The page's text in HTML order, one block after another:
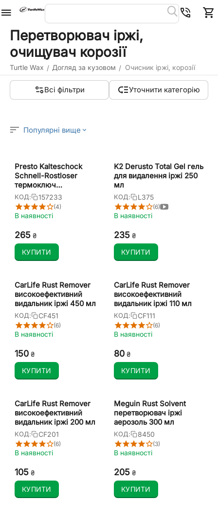
Перетворювач іржі,
очищувач корозії
Turtle Wax / Догляд за кузовом / Очисник іржі, корозії
Всі фільтри Уточнити категорію
Популярні вище
Presto Kalteschock
Schnell-Rostloser
термоключ
антикорозійне мастило
для відгвинчування
різьбових з'єднань 400
КОД: 157233
(4)
В наявності
‍265‍ ₴
КУПИТИ
K2 Derusto Total Gel гель
для видалення іржі 250
мл
КОД: L375
(6)
В наявності
‍235‍ ₴
КУПИТИ
CarLife Rust Remover
високоефективний
видальник іржі 450 мл
КОД: CF451
(6)
В наявності
‍150‍ ₴
КУПИТИ
CarLife Rust Remover
високоефективний
видальник іржі 110 мл
КОД: CF111
(6)
В наявності
‍80‍ ₴
КУПИТИ
CarLife Rust Remover
високоефективний
видальник іржі 200 мл
КОД: CF201
(6)
В наявності
‍105‍ ₴
КУПИТИ
Meguin Rust Solvent
перетворювач іржі
аерозоль 300 мл
КОД: 8450
(3)
В наявності
‍205‍ ₴
КУПИТИ